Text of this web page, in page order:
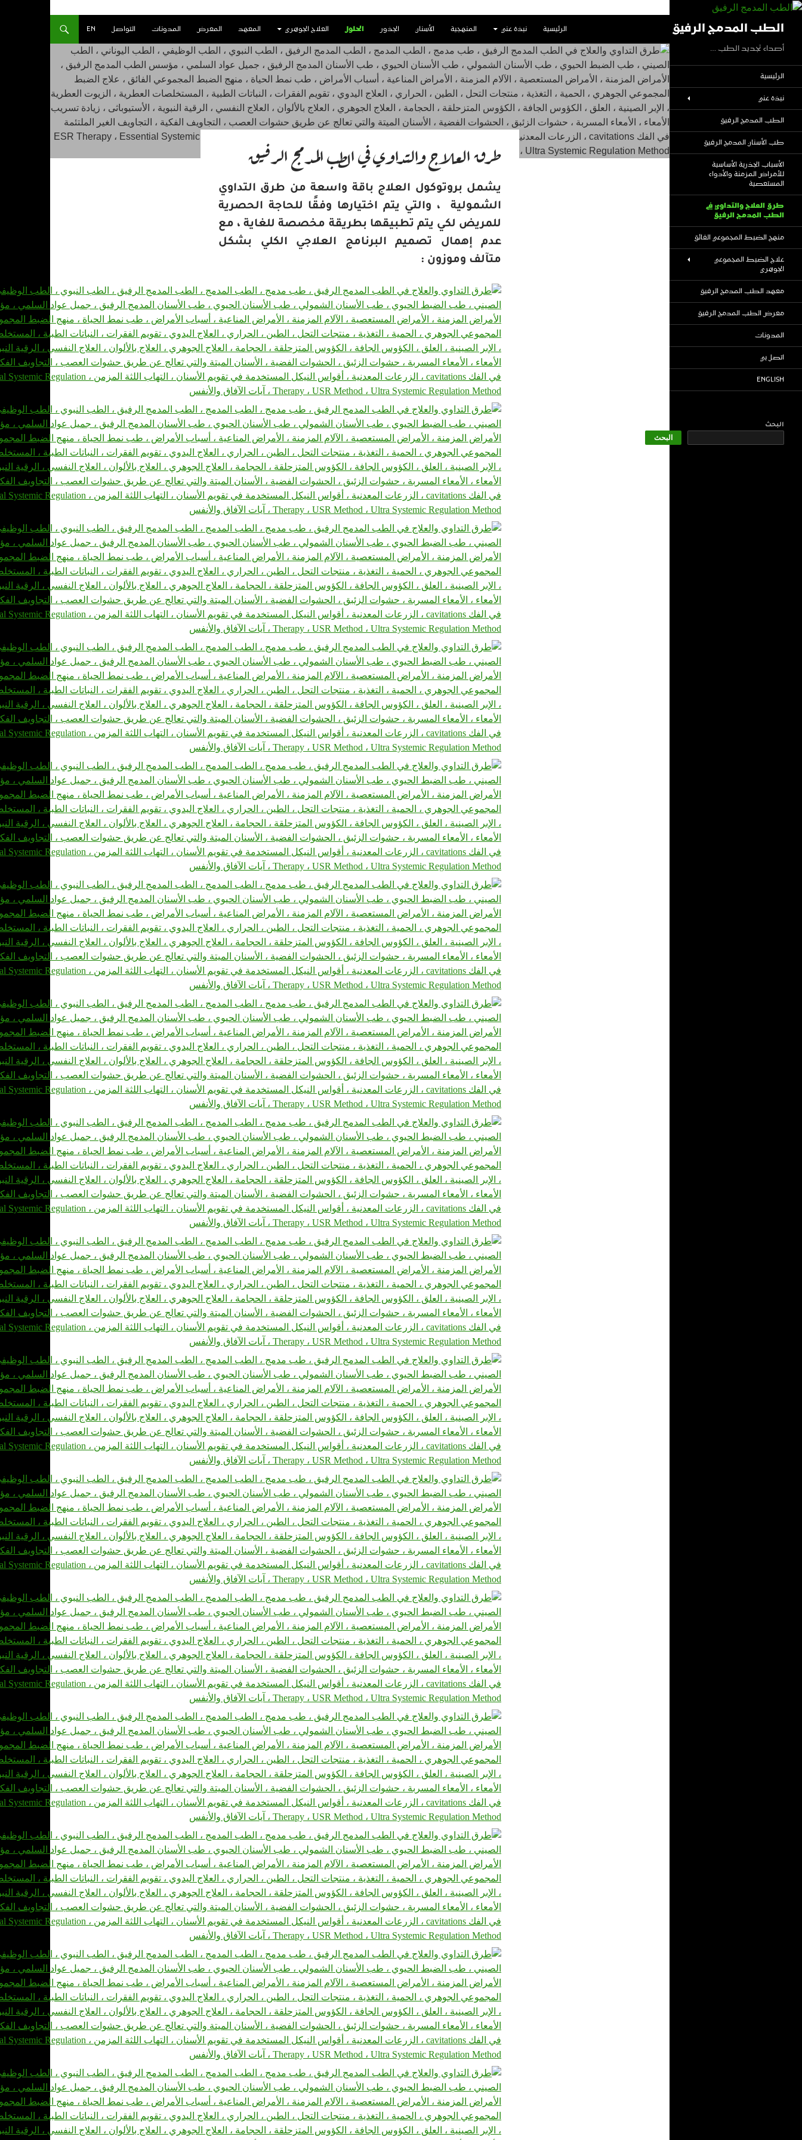
انتقل
المحتوىالطب المدمج الرفيق
بحث
الرئيسية نبذة عني المنهجية الأسنان الجذور الحلول العلاج الجوهري المعهد المعرض المدونات التواصل EN
طرق العلاج والتداوي في الطب المدمج الرفيق
يشمل بروتوكول العلاج باقة واسعة من طرق التداوي
الشمولية ، والتي يتم اختيارها وفقًا للحاجة الحصرية
للمريض لكي يتم تطبيقها بطريقة مخصصة للغاية ، مع
عدم إهمال تصميم البرنامج العلاجي الكلي بشكل
متآلف وموزون :
أصداء تجديد الطب …
الرئيسية
نبذة عني
الطب المدمج الرفيق
طب الأسنان المدمج الرفيق
الأسباب الجذرية الأساسية
للأمراض المزمنة والأدواء
المستعصية
طرق العلاج والتداوي في
الطب المدمج الرفيق
منهج الضبط المجموعي الفائق
علاج الضبط المجموعي
الجوهري
معهد الطب المدمج الرفيق
معرض الطب المدمج الرفيق
المدونات
اتصل بي
ENGLISH
البحث
البحث